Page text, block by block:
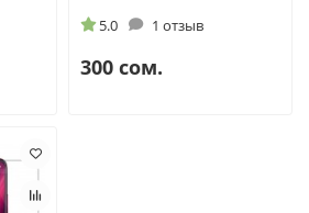
5.0 1 отзыв
300 сом.